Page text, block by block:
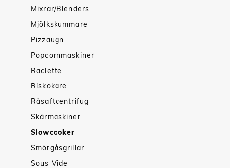
Mixrar/Blenders
Mjölkskummare
Pizzaugn
Popcornmaskiner
Raclette
Riskokare
Råsaftcentrifug
Skärmaskiner
Slowcooker
Smörgåsgrillar
Sous Vide